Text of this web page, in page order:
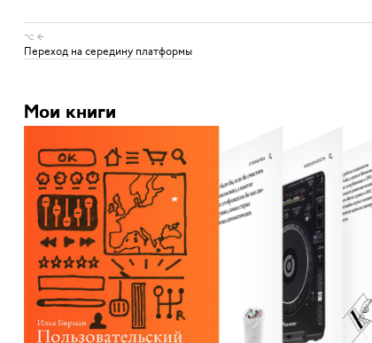
⌥ ←
Переход на середину платформы
Мои книги